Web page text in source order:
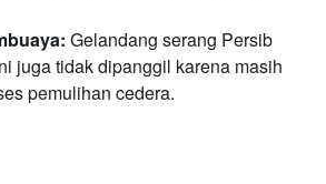
Gelandang serang Persib
juga tidak dipanggil karena masih
pemulihan cedera.